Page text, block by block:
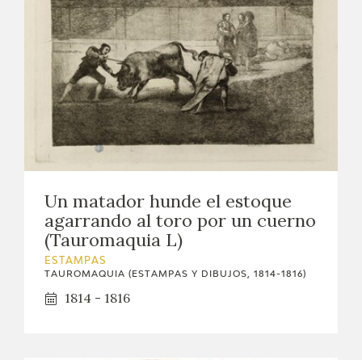
Un matador hunde el estoque
agarrando al toro por un cuerno
(Tauromaquia L)
ESTAMPAS
TAUROMAQUIA (ESTAMPAS Y DIBUJOS, 1814-1816)
1814 - 1816